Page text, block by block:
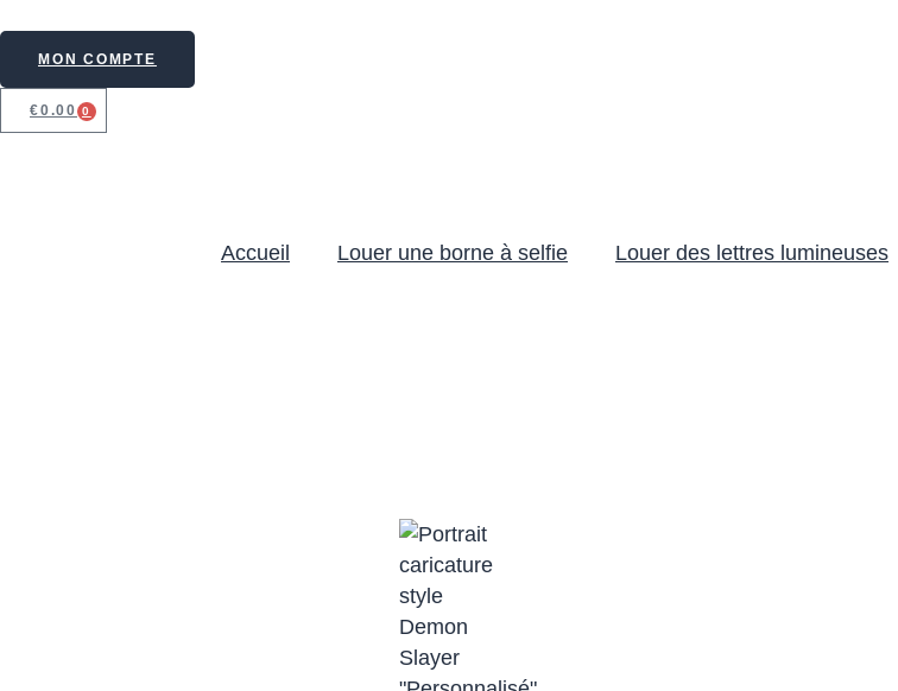
MON COMPTE
€0.00 0
Accueil Louer une borne à selfie Louer des lettres lumineuses